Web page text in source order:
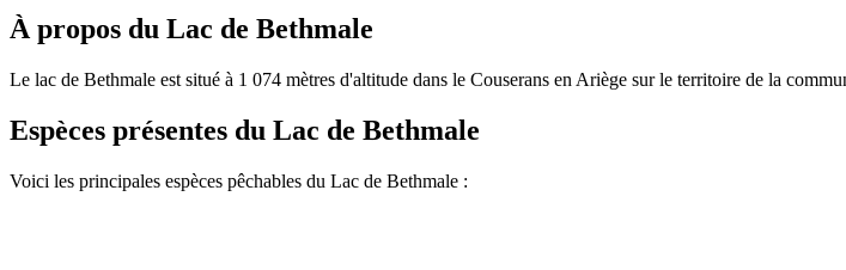
À propos du Lac de Bethmale
Le lac de Bethmale est situé à 1 074 mètres d'altitude dans le Couserans en Ariège sur le territoire de la
Espèces présentes du Lac de Bethmale
Voici les principales espèces pêchables du Lac de Bethmale :